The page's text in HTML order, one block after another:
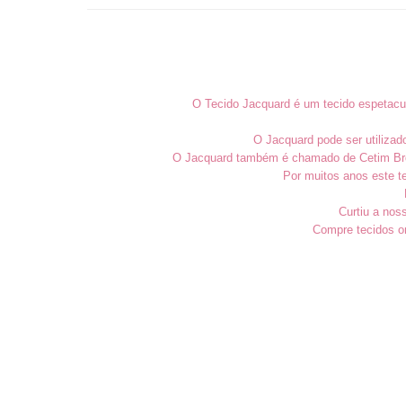
O Tecido Jacquard é um tecido
O Jacquard pode ser
O Jacquard também é chamado de Cetim
Por muitos anos este
Curtiu a
Compre tecidos